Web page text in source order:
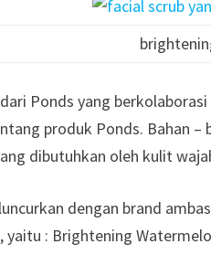
Ponds yang
produk Ponds. Bahan –
dibutuhkan oleh kulit
dengan brand
yaitu : Brightening